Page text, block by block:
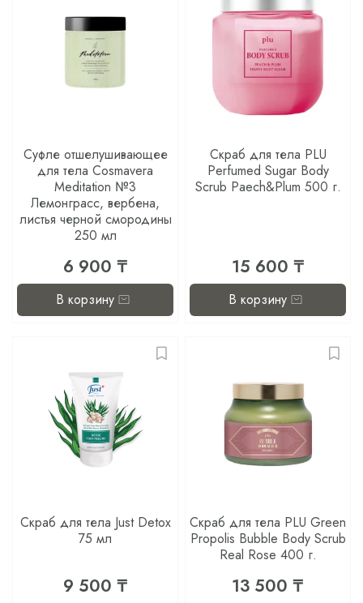
Суфле отшелушивающее
для тела Cosmavera
Meditation №3
Лемонграсс, вербена,
листья черной смородины
250 мл
6 900 ₸
В корзину
Скраб для тела PLU
Perfumed Sugar Body
Scrub Paech&Plum 500 г.
15 600 ₸
В корзину
Скраб для тела Just Detox
75 мл
9 500 ₸
Скраб для тела PLU Green
Propolis Bubble Body Scrub
Real Rose 400 г.
13 500 ₸